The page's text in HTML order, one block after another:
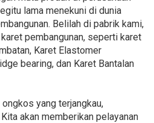
lama menekuni di dunia
Belilah di pabrik kami,
pembangunan, seperti karet
Karet Elastomer
bearing, dan Karet Bantalan
yang terjangkau,
akan memberikan pelayanan